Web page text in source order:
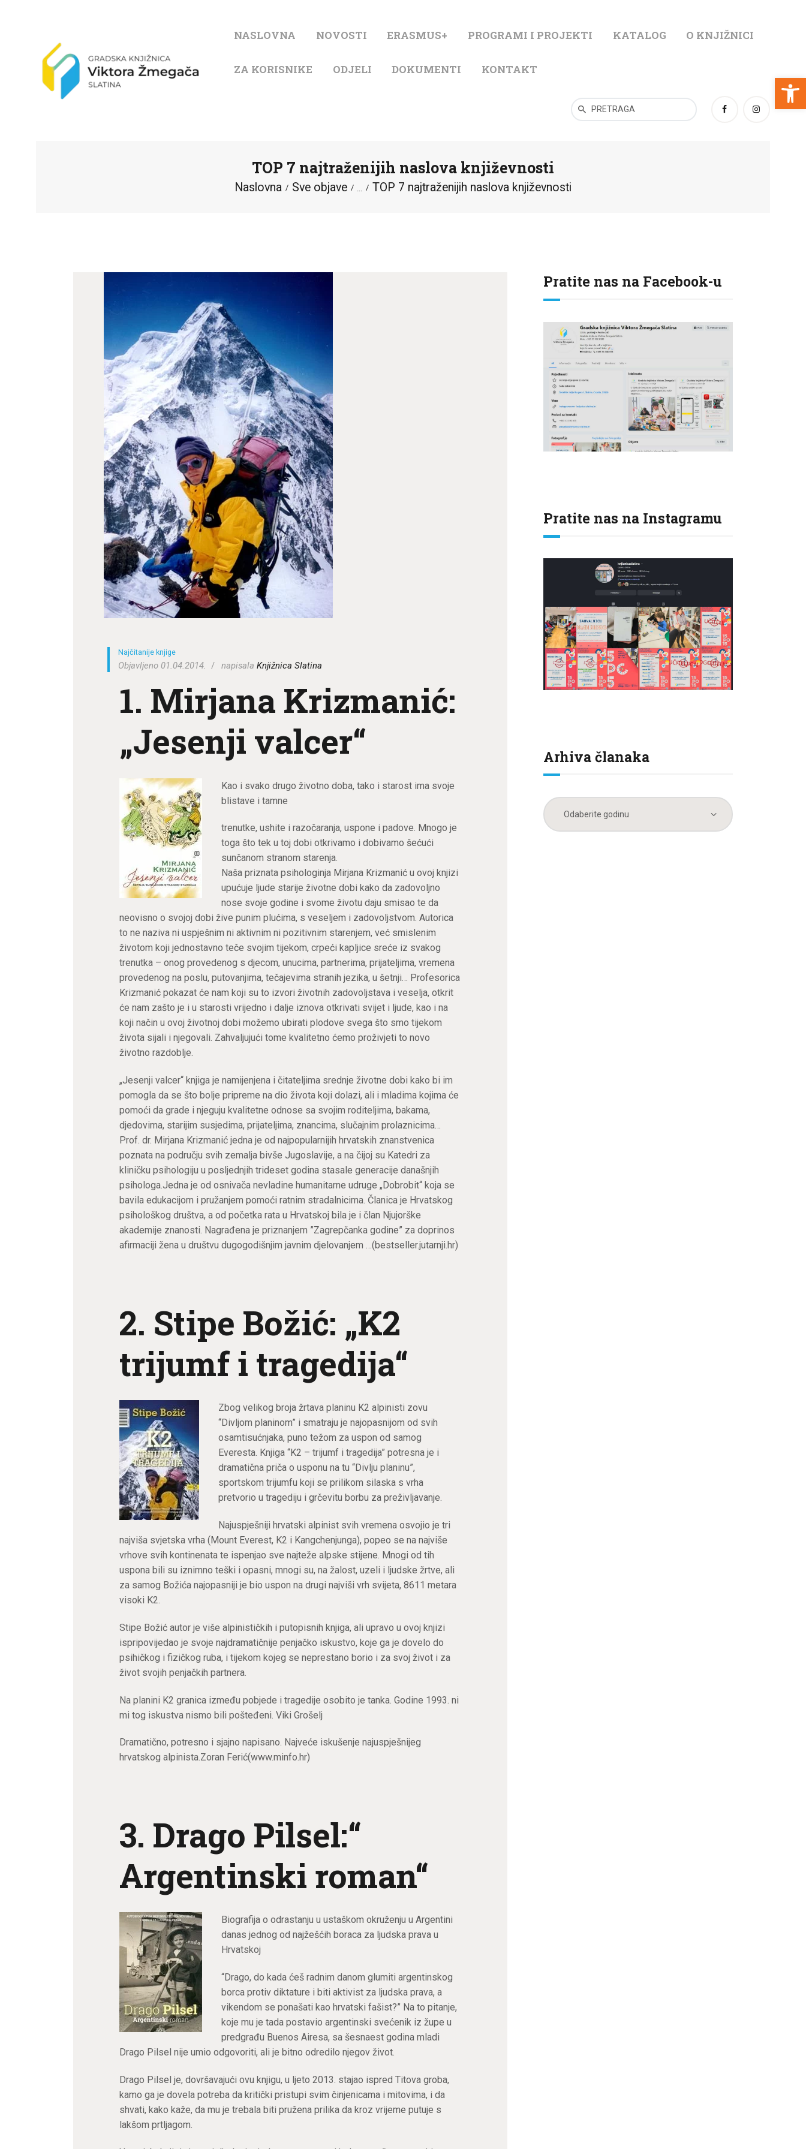
Open toolbar
NASLOVNA NOVOSTI ERASMUS+ PROGRAMI I PROJEKTI KATALOG O KNJIŽNICI
ZA KORISNIKE ODJELI DOKUMENTI KONTAKT
TOP 7 najtraženijih naslova književnosti
Naslovna Sve objave ... TOP 7 najtraženijih naslova književnosti
KATALOG
DOKUMENTI
KONTAKT
Najčitanije knjige
Objavljeno 01.04.2014. napisalaKnjižnica Slatina
1. Mirjana Krizmanić:
„Jesenji valcer“
Kao i svako drugo životno doba, tako i starost ima svoje
blistave i tamne
trenutke, ushite i razočaranja, uspone i padove. Mnogo je
toga što tek u toj dobi otkrivamo i dobivamo šećući
sunčanom stranom starenja.
Naša priznata psihologinja Mirjana Krizmanić u ovoj knjizi
upućuje ljude starije životne dobi kako da zadovoljno
nose svoje godine i svome životu daju smisao te da
neovisno o svojoj dobi žive punim plućima, s veseljem i zadovoljstvom. Autorica
to ne naziva ni uspješnim ni aktivnim ni pozitivnim starenjem, već smislenim
životom koji jednostavno teče svojim tijekom, crpeći kapljice sreće iz svakog
trenutka – onog provedenog s djecom, unucima, partnerima, prijateljima, vremena
provedenog na poslu, putovanjima, tečajevima stranih jezika, u šetnji… Profesorica
Krizmanić pokazat će nam koji su to izvori životnih zadovoljstava i veselja, otkrit
će nam zašto je i u starosti vrijedno i dalje iznova otkrivati svijet i ljude, kao i na
koji način u ovoj životnoj dobi možemo ubirati plodove svega što smo tijekom
života sijali i njegovali. Zahvaljujući tome kvalitetno ćemo proživjeti to novo
životno razdoblje.
„Jesenji valcer“ knjiga je namijenjena i čitateljima srednje životne dobi kako bi im
pomogla da se što bolje pripreme na dio života koji dolazi, ali i mladima kojima će
pomoći da grade i njeguju kvalitetne odnose sa svojim roditeljima, bakama,
djedovima, starijim susjedima, prijateljima, znancima, slučajnim prolaznicima…
Prof. dr. Mirjana Krizmanić jedna je od najpopularnijih hrvatskih znanstvenica
poznata na području svih zemalja bivše Jugoslavije, a na čijoj su Katedri za
kliničku psihologiju u posljednjih trideset godina stasale generacije današnjih
psihologa.Jedna je od osnivača nevladine humanitarne udruge „Dobrobit“ koja se
bavila edukacijom i pružanjem pomoći ratnim stradalnicima. Članica je Hrvatskog
psihološkog društva, a od početka rata u Hrvatskoj bila je i član Njujorške
akademije znanosti. Nagrađena je priznanjem ”Zagrepčanka godine” za doprinos
afirmaciji žena u društvu dugogodišnjim javnim djelovanjem …(bestseller.jutarnji.hr)
2. Stipe Božić: „K2
trijumf i tragedija“
Zbog velikog broja žrtava planinu K2 alpinisti zovu
“Divljom planinom” i smatraju je najopasnijom od svih
osamtisućnjaka, puno težom za uspon od samog
Everesta. Knjiga “K2 – trijumf i tragedija” potresna je i
dramatična priča o usponu na tu “Divlju planinu”,
sportskom trijumfu koji se prilikom silaska s vrha
pretvorio u tragediju i grčevitu borbu za preživljavanje.
Najuspješniji hrvatski alpinist svih vremena osvojio je tri
najviša svjetska vrha (Mount Everest, K2 i Kangchenjunga), popeo se na najviše
vrhove svih kontinenata te ispenjao sve najteže alpske stijene. Mnogi od tih
uspona bili su iznimno teški i opasni, mnogi su, na žalost, uzeli i ljudske žrtve, ali
za samog Božića najopasniji je bio uspon na drugi najviši vrh svijeta, 8611 metara
visoki K2.
Stipe Božić autor je više alpinističkih i putopisnih knjiga, ali upravo u ovoj knjizi
ispripovijedao je svoje najdramatičnije penjačko iskustvo, koje ga je dovelo do
psihičkog i fizičkog ruba, i tijekom kojeg se neprestano borio i za svoj život i za
život svojih penjačkih partnera.
Na planini K2 granica između pobjede i tragedije osobito je tanka. Godine 1993. ni
mi tog iskustva nismo bili pošteđeni. Viki Grošelj
Dramatično, potresno i sjajno napisano. Najveće iskušenje najuspješnijeg
hrvatskog alpinista.Zoran Ferić(www.minfo.hr)
3. Drago Pilsel:“
Argentinski roman“
Biografija o odrastanju u ustaškom okruženju u Argentini
danas jednog od najžešćih boraca za ljudska prava u
Hrvatskoj
“Drago, do kada ćeš radnim danom glumiti argentinskog
borca protiv diktature i biti aktivist za ljudska prava, a
vikendom se ponašati kao hrvatski fašist?” Na to pitanje,
koje mu je tada postavio argentinski svećenik iz župe u
predgrađu Buenos Airesa, sa šesnaest godina mladi
Drago Pilsel nije umio odgovoriti, ali je bitno odredilo njegov život.
Drago Pilsel je, dovršavajući ovu knjigu, u ljeto 2013. stajao ispred Titova groba,
kamo ga je dovela potreba da kritički pristupi svim činjenicama i mitovima, i da
shvati, kako kaže, da mu je trebala biti pružena prilika da kroz vrijeme putuje s
lakšom prtljagom.
Pratite nas na Facebook-u
Pratite nas na Instagramu
Arhiva članaka